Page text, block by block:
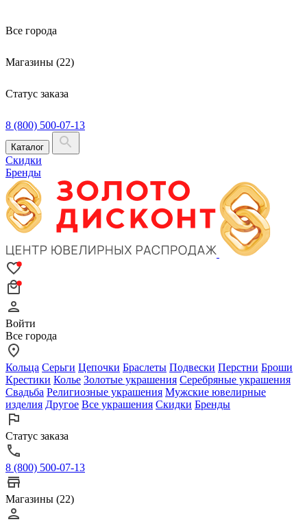
Все города
Магазины (22)
Статус заказа
8 (800) 500-07-13
Каталог
Скидки
Бренды
Войти
Все города
Кольца Серьги Цепочки Браслеты Подвески Перстни Броши
Крестики Колье Золотые украшения Серебряные украшения
Свадьба Религиозные украшения Мужские ювелирные
изделия Другое Все украшения Скидки Бренды
Статус заказа
8 (800) 500-07-13
Магазины (22)